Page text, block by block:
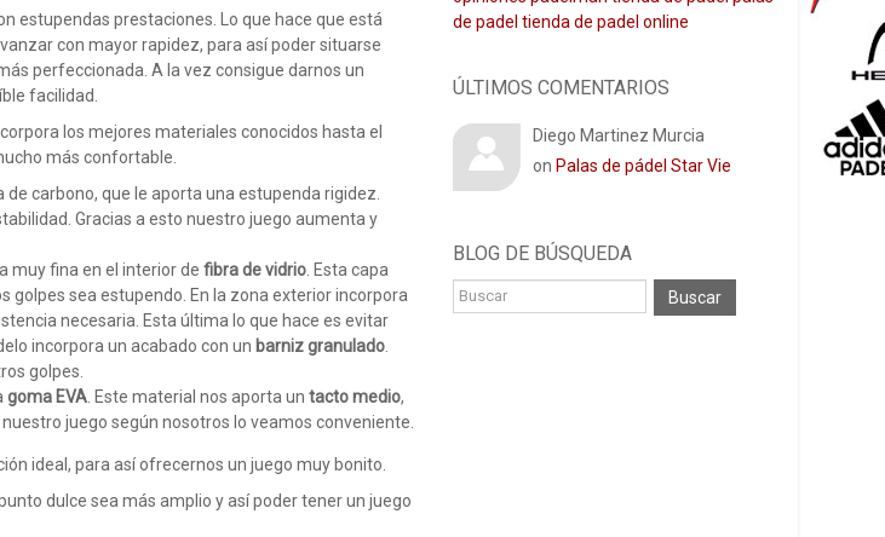
estupendas prestaciones. Lo que hace que está
con mayor rapidez, para así poder situarse
perfeccionada. A la vez consigue darnos un
facilidad.
los mejores materiales conocidos hasta el
más confortable.
carbono, que le aporta una estupenda rigidez.
Gracias a esto nuestro juego aumenta y
muy fina en el interior de fibra de vidrio . Esta capa
golpes sea estupendo. En la zona exterior incorpora
necesaria. Esta última lo que hace es evitar
incorpora un acabado con un barniz granulado
golpes.
goma EVA . Este material nos aporta un tacto medio,
juego según nosotros lo veamos conveniente.
ideal, para así ofrecernos un juego muy bonito.
dulce sea más amplio y así poder tener un juego
de padel tienda de padel online
ÚLTIMOS COMENTARIOS
Diego Martinez Murcia
on Palas de pádel Star Vie
BLOG DE ​​BÚSQUEDA
Buscar